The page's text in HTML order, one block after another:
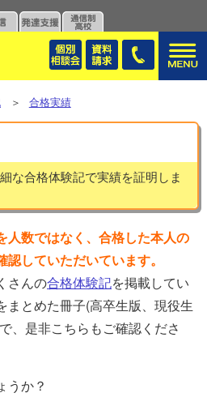
＞合格実績
な合格体験記で実績を証明しま
人数ではなく、合格した本人の
していただいています。
さんの合格体験記を掲載してい
まとめた冊子(高卒生版、現役生
、是非こちらもご確認くださ
うか？